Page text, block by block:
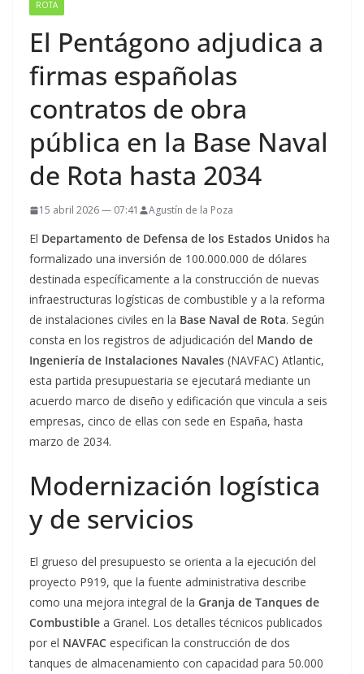
ROTA
El Pentágono adjudica a
firmas españolas
contratos de obra
pública en la Base Naval
de Rota hasta 2034
15 abril 2026 — 07:41 Agustín de la Poza
El Departamento de Defensa de los Estados Unidos ha
formalizado una inversión de 100.000.000 de dólares
destinada específicamente a la construcción de nuevas
infraestructuras logísticas de combustible y a la reforma
de instalaciones civiles en la Base Naval de Rota. Según
consta en los registros de adjudicación del Mando de
Ingeniería de Instalaciones Navales (NAVFAC) Atlantic,
esta partida presupuestaria se ejecutará mediante un
acuerdo marco de diseño y edificación que vincula a seis
empresas, cinco de ellas con sede en España, hasta
marzo de 2034.
Modernización logística
y de servicios
El grueso del presupuesto se orienta a la ejecución del
proyecto P919, que la fuente administrativa describe
como una mejora integral de la Granja de Tanques de
Combustible a Granel. Los detalles técnicos publicados
por el NAVFAC especifican la construcción de dos
tanques de almacenamiento con capacidad para 50.000